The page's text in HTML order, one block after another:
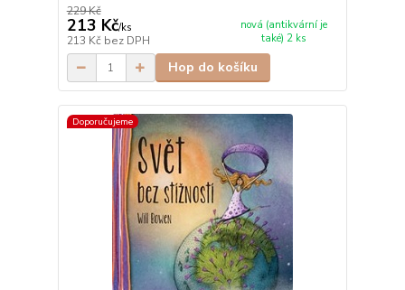
229 Kč
213 Kč/ks
213 Kč bez DPH
nová (antikvární je
také) 2 ks
Hop do košíku
Doporučujeme